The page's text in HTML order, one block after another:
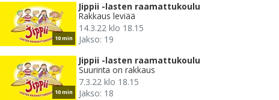
10 min
Jippii -lasten raamattukoulu
Rakkaus leviää
14.3.22 klo 18.15
Jakso: 19
10 min
Jippii -lasten raamattukoulu
Suurinta on rakkaus
7.3.22 klo 18.15
Jakso: 18